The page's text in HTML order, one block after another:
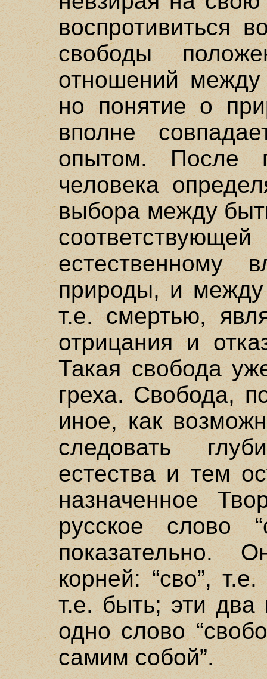
воспротивиться
свободы
отношений
но понятие о
вполне
опытом. После
человека
выбора между
естественному
природы, и между
т.е. смертью,
отрицания и
Такая свобода
греха. Свобода,
иное, как
следовать
естества и тем
назначенное
русское слово
показательно.
корней: “сво”,
т.е. быть; эти два
одно слово
самим собой”.